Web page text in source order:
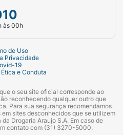
às 00h
de Uso
Privacidade
19
e Conduta
o seu site oficial corresponde ao
reconhecendo qualquer outro que
Para sua segurança recomendamos
sites desconhecidos que se utilizem
Drogaria Araujo S.A. Em caso de
contato com (31) 3270-5000.